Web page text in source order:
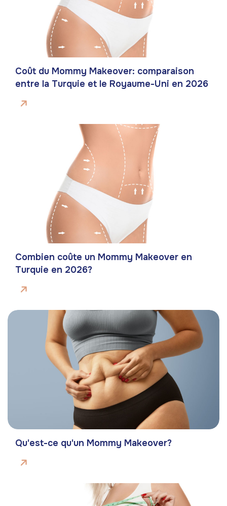
Coût du Mommy Makeover: comparaison
entre la Turquie et le Royaume-Uni en 2026
Combien coûte un Mommy Makeover en
Turquie en 2026?
Qu'est-ce qu'un Mommy Makeover?